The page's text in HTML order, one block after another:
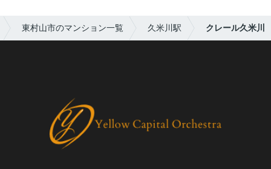
東村山市のマンション一覧 久米川駅 クレール久米川